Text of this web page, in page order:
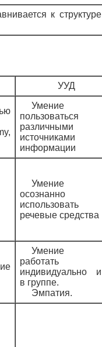
к структуре
УУД
Умение
пользоваться
различными
источниками
информации
Умение
осознанно
использовать
речевые средства
Умение
работать
индивидуально и
в группе.
Эмпатия.